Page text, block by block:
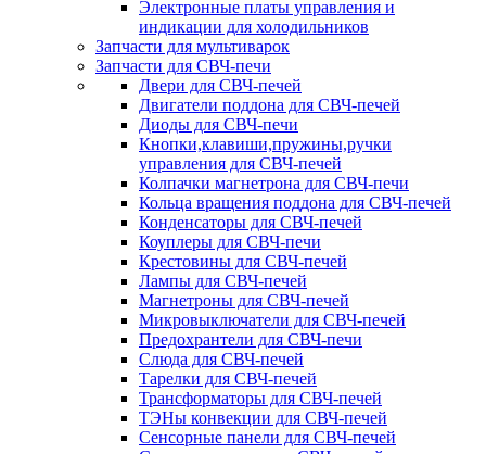
Электронные платы управления и
индикации для холодильников
Запчасти для мультиварок
Запчасти для СВЧ-печи
Двери для СВЧ-печей
Двигатели поддона для СВЧ-печей
Диоды для СВЧ-печи
Кнопки,клавиши,пружины,ручки
управления для СВЧ-печей
Колпачки магнетрона для СВЧ-печи
Кольца вращения поддона для СВЧ-печей
Конденсаторы для СВЧ-печей
Коуплеры для СВЧ-печи
Крестовины для СВЧ-печей
Лампы для СВЧ-печей
Магнетроны для СВЧ-печей
Микровыключатели для СВЧ-печей
Предохрантели для СВЧ-печи
Слюда для СВЧ-печей
Тарелки для СВЧ-печей
Трансформаторы для СВЧ-печей
ТЭНы конвекции для СВЧ-печей
Сенсорные панели для СВЧ-печей